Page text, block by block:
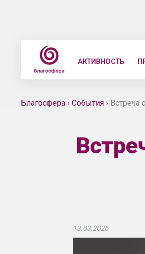
АКТИВНОСТЬ
Благосфера› События› Встреча
13.03.2026